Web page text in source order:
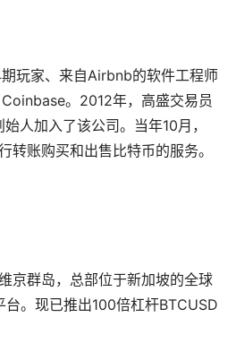
玩家、来自Airbnb的软件工程师
。2012年，高盛交易员
人加入了该公司。当年10月，
转账购买和出售比特币的服务。
京群岛，总部位于新加坡的全球
。现已推出100倍杠杆BTCUSD